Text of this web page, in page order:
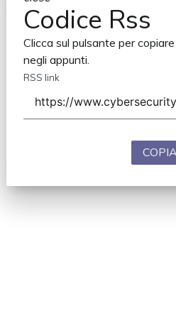
Codice Rss
Clicca sul pulsante per copiare
negli appunti.
RSS link